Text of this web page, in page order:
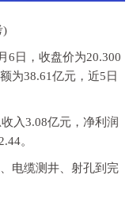
)
6日，收盘价为20.300
为38.61亿元，近5日
入3.08亿元，净利润
。
电缆测井、射孔到完